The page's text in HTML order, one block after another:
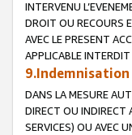
INTERVENU
DROIT OU RECOURS
AVEC LE PRESENT
APPLICABLE
9.Indemnisation
DANS LA MESURE
DIRECT OU INDIRECT
SERVICES) OU AVEC